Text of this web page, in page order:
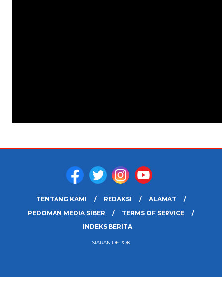
TENTANG KAMI REDAKSI
ALAMAT
PEDOMAN MEDIA SIBER
TERMS OF SERVICE
INDEKS BERITA
SIARAN DEPOK